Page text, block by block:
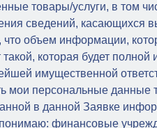
товары/услуги, в том
сведений, касающихся
объем информации,
которая будет полной
имущественной
мои персональные данные
в данной Заявке
финансовые